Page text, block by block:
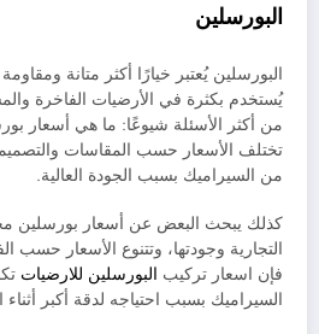
البورسلين
البورسلين يُعتبر خيارًا أكثر متانة
يُستخدم بكثرة في الأرضيات الفاخرة
من أكثر الأسئلة شيوعًا: ما هي أسعار
تختلف الأسعار حسب المقاسات
من السيراميك بسبب الجودة العالية.
كذلك يبحث البعض عن أسعار بورسلين
التجارية وجودتها، وتتنوع الأسعار حسب
فإن اسعار تركيب البورسلين للارضيات
السيراميك بسبب احتياجه لدقة أكبر أثناء